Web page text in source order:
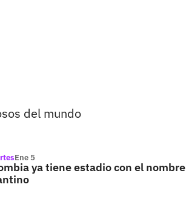
del mundo
Ene 5
ya tiene estadio con el